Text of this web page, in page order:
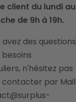
client du lundi au
de 9h à 19h.
avez des questions
besoins
n'hésitez pas
contacter par Mail